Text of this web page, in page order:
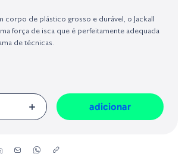
da marca, conforme requerido no Regulamento
dos Produtos (GPSR):
corpo de plástico grosso e durável, o Jackall
força de isca que é perfeitamente adequada
de técnicas.
adicionar